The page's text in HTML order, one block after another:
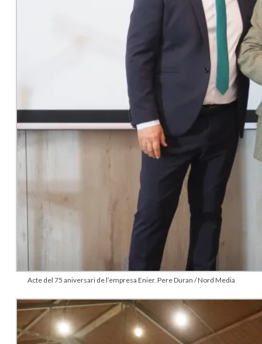
Acte del 75 aniversari de l’empresa Enier. Pere Duran / Nord Media